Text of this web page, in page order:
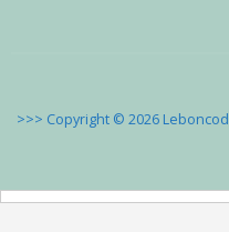
>>> Copyright © 2026